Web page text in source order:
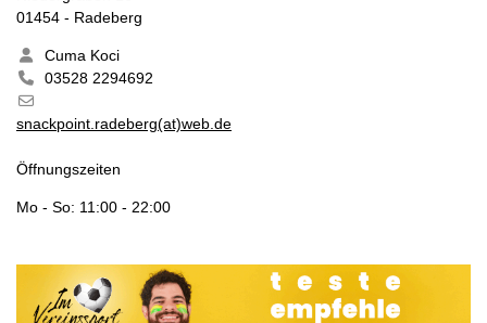
01454 - Radeberg
Cuma Koci
03528 2294692
snackpoint.radeberg(at)web.de
Öffnungszeiten
Mo - So: 11:00 - 22:00